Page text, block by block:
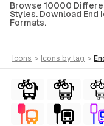
Browse 10000
Styles. Download End
Formats.
icons > icons by tag >